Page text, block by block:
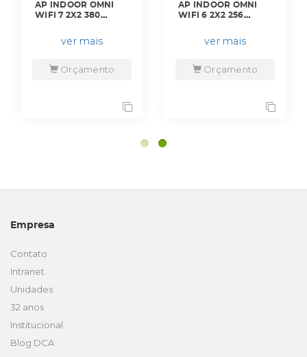
AP INDOOR OMNI
WIFI 7 2X2 380
C/ PORTA 2,5G -
EAP772 - TP-LINK
ver mais
Orçamento
AP INDOOR OMNI
WIFI 6 2X2 256
EAP610 - TP-LINK
ver mais
Orçamento
Empresa
Contato
Intranet
Unidades
32 anos
Institucional
Blog DCA